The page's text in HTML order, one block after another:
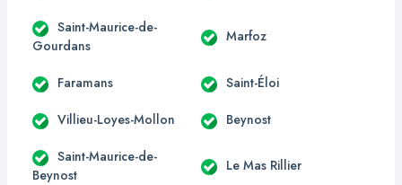
Saint-Maurice-de-
Gourdans
Marfoz
Faramans Saint-Éloi
Villieu-Loyes-Mollon Beynost
Saint-Maurice-de-
Beynost
Le Mas Rillier